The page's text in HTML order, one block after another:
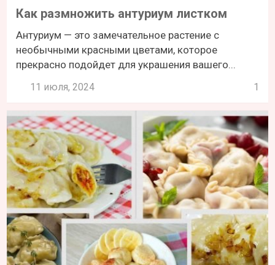
Как размножить антуриум листком
Антуриум — это замечательное растение с
необычными красными цветами, которое
прекрасно подойдет для украшения вашего...
11 июля, 2024 1